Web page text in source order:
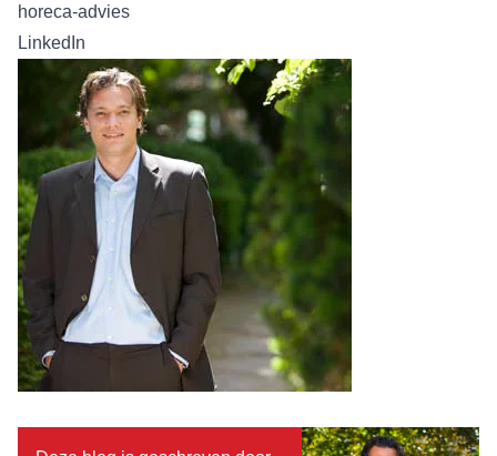
horeca-advies
LinkedIn